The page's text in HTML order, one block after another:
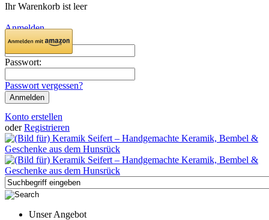
Ihr Warenkorb ist leer
Anmelden
Email:
Passwort:
Passwort vergessen?
Konto erstellen
oder Registrieren
Unser Angebot